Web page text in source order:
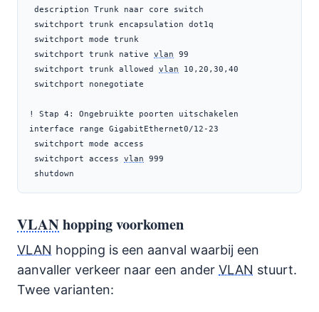
description Trunk naar core switch
switchport trunk encapsulation dot1q
switchport mode trunk
switchport trunk native vlan 99
switchport trunk allowed vlan 10,20,30,40
switchport nonegotiate
! Stap 4: Ongebruikte poorten uitschakelen
interface range GigabitEthernet0/12-23
switchport mode access
switchport access vlan 999
shutdown
VLANhopping voorkomen
VLAN hopping is een aanval waarbij een
aanvaller verkeer naar een ander VLAN stuurt.
Twee varianten: